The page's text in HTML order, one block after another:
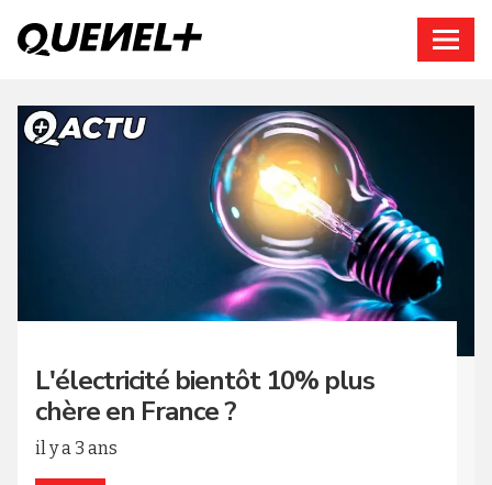
L'électricité bientôt 10% plus
chère en France ?
il y a 3 ans